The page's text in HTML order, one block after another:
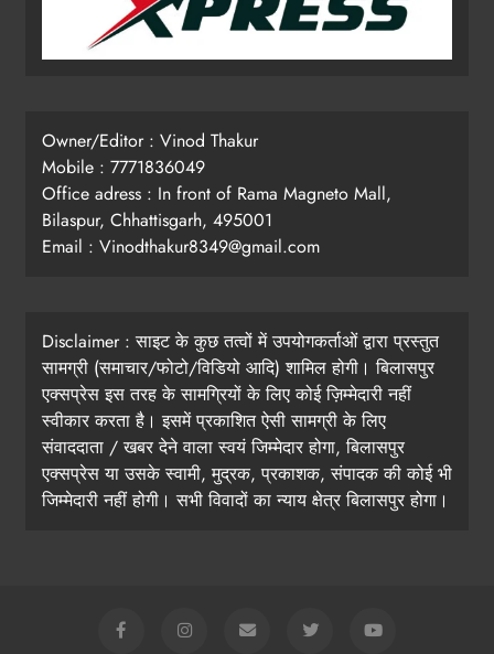
Owner/Editor : Vinod Thakur
Mobile : 7771836049
Office adress : In front of Rama Magneto Mall,
Bilaspur, Chhattisgarh, 495001
Email : Vinodthakur8349@gmail.com
Disclaimer : साइट के कुछ तत्वों में उपयोगकर्ताओं द्वारा प्रस्तुत
सामग्री (समाचार/फोटो/विडियो आदि) शामिल होगी। बिलासपुर
एक्सप्रेस इस तरह के सामग्रियों के लिए कोई ज़िम्मेदारी नहीं
स्वीकार करता है। इसमें प्रकाशित ऐसी सामग्री के लिए
संवाददाता / खबर देने वाला स्वयं जिम्मेदार होगा, बिलासपुर
एक्सप्रेस या उसके स्वामी, मुद्रक, प्रकाशक, संपादक की कोई भी
जिम्मेदारी नहीं होगी। सभी विवादों का न्याय क्षेत्र बिलासपुर होगा।